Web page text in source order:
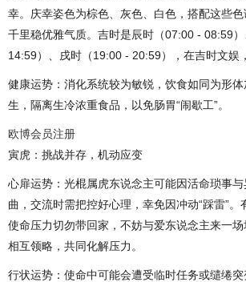
幸。庆幸姿色为棕色、灰色、白色，搭配这些
千里稳优雅气质。吉时是辰时（07:00 - 08:59
14:59）、戌时（19:00 - 20:59），在吉时文娱
健康运势：消化系统较为敏锐，饮食如同为形
生，隔离生冷浓重食品，以免肠胃“闹歇工”。
欧博会员注册
寅虎：挑战并存，机动应变
心扉运势：光棍属虎东说念主可能因活命琐事
曲，交流时需把控好心理，幸免因冲动“踩雷”。
使命压力切勿带回家，不妨与爱东说念主来一场
相互领略，共同化解压力。
行状运势：使命中可能会遭受临时任务或缱绻